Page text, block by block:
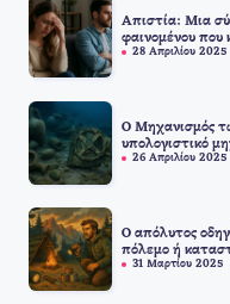
Απιστία: Μια
φαινομένου που
28 Απριλίου 2025
Ο Μηχανισμός
υπολογιστικό
26 Απριλίου 2025
Ο απόλυτος
πόλεμο ή
31 Μαρτίου 2025